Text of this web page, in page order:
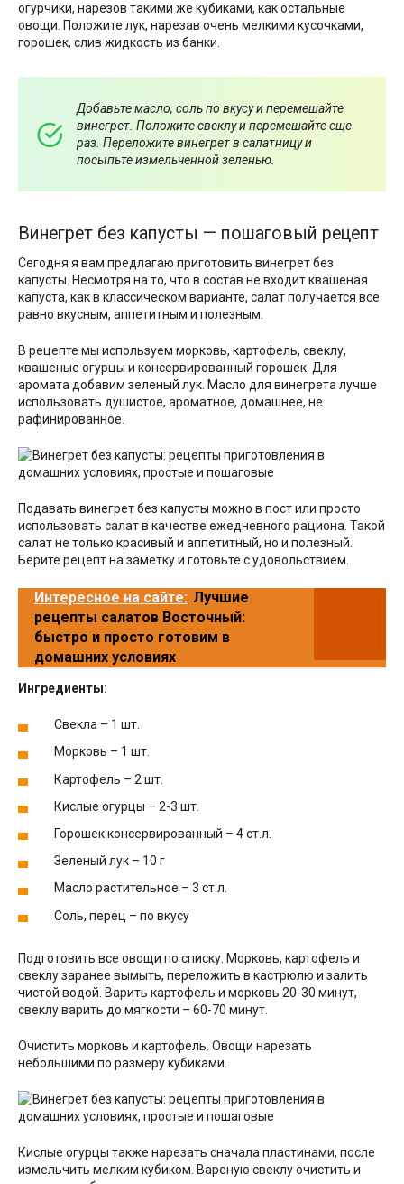
огурчики, нарезов такими же кубиками, как остальные
овощи. Положите лук, нарезав очень мелкими кусочками,
горошек, слив жидкость из банки.
Добавьте масло, соль по вкусу и перемешайте
винегрет. Положите свеклу и перемешайте еще
раз. Переложите винегрет в салатницу и
посыпьте измельченной зеленью.
Винегрет без капусты — пошаговый рецепт
Сегодня я вам предлагаю приготовить винегрет без
капусты. Несмотря на то, что в состав не входит квашеная
капуста, как в классическом варианте, салат получается все
равно вкусным, аппетитным и полезным.
В рецепте мы используем морковь, картофель, свеклу,
квашеные огурцы и консервированный горошек. Для
аромата добавим зеленый лук. Масло для винегрета лучше
использовать душистое, ароматное, домашнее, не
рафинированное.
Подавать винегрет без капусты можно в пост или просто
использовать салат в качестве ежедневного рациона. Такой
салат не только красивый и аппетитный, но и полезный.
Берите рецепт на заметку и готовьте с удовольствием.
Интересное на сайте: Лучшие
рецепты салатов Восточный:
быстро и просто готовим в
домашних условиях
Ингредиенты:
Свекла – 1 шт.
Морковь – 1 шт.
Картофель – 2 шт.
Кислые огурцы – 2-3 шт.
Горошек консервированный – 4 ст.л.
Зеленый лук – 10 г
Масло растительное – 3 ст.л.
Соль, перец – по вкусу
Подготовить все овощи по списку. Морковь, картофель и
свеклу заранее вымыть, переложить в кастрюлю и залить
чистой водой. Варить картофель и морковь 20-30 минут,
свеклу варить до мягкости – 60-70 минут.
Очистить морковь и картофель. Овощи нарезать
небольшими по размеру кубиками.
Кислые огурцы также нарезать сначала пластинами, после
измельчить мелким кубиком. Вареную свеклу очистить и